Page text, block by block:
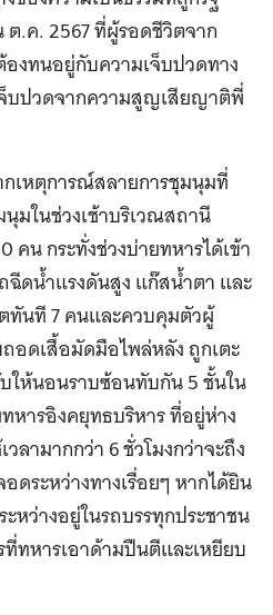
.ค. 2567 ที่ผู้รอดชีวิตจาก
งทนอยู่กับความเจ็บปวดทาง
บปวดจากความสูญเสียญาติพี่
เหตุการณ์สลายการชุมนุมที่
มในช่วงเช้าบริเวณสถานี
คน กระทั่งช่วงบ่ายทหารได้เข้า
ฉีดน้ำแรงดันสูง แก๊สน้ำตา และ
ทันที 7 คนและควบคุมตัวผู้
อดเสื้อมัดมือไพล่หลัง ถูกเตะ
ให้นอนราบซ้อนทับกัน 5 ชั้นใน
หารอิงคยุทธบริหาร ที่อยู่ห่าง
วลามากกว่า 6 ชั่วโมงกว่าจะถึง
ดระหว่างทางเรื่อยๆ หากได้ยิน
หว่างอยู่ในรถบรรทุกประชาชน
ทหารเอาด้ามปืนตีและเหยียบ